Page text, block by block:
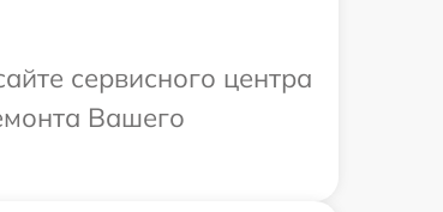
сервисного центра
Вашего